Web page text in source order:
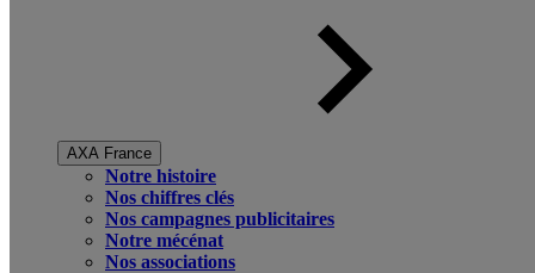
AXA France
Notre histoire
Nos chiffres clés
Nos campagnes publicitaires
Notre mécénat
Nos associations